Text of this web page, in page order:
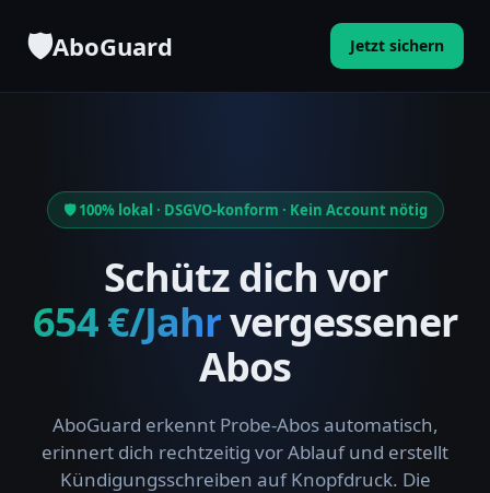
🛡️AboGuard Jetzt sichern
🛡️ 100% lokal · DSGVO-konform · Kein Account nötig
Schütz dich vor
654 €/Jahrvergessener
Abos
AboGuard erkennt Probe-Abos automatisch,
erinnert dich rechtzeitig vor Ablauf und erstellt
Kündigungsschreiben auf Knopfdruck. Die